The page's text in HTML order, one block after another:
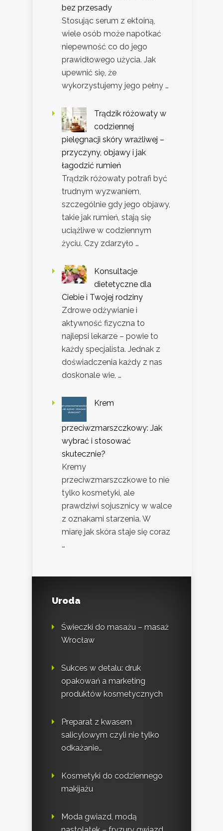
bez przesady
Stosując serum z ektoiną,
wiele osób może napotkać
niepewność co do jego
prawidłowego użycia. Jak
upewnić się, że
wykorzystujemy jego pełny …
Trądzik różowaty w
codziennej
pielęgnacji skóry wrażliwej –
przyczyny, objawy i jak
łagodzić rumień
Trądzik różowaty potrafi być
trudnym wyzwaniem,
szczególnie gdy jego objawy,
takie jak rumień, stają się
uciążliwe w codziennym
życiu. Czy zdarzyło …
Konsultacje
dietetyczne dla
Ciebie i Twojej rodziny
Zdrowe odżywianie i
aktywność fizyczna to
najlepsi lekarze – powie to
każdy specjalista. Jednak z
doświadczenia każdy z nas
doskonale wie, …
Krem
przeciwzmarszczkowy: Jak
wybrać i stosować
skutecznie?
Kremy
przeciwzmarszczkowe to nie
tylko kosmetyki, ale
prawdziwi sojusznicy w walce
z oznakami starzenia. W
miarę jak skóra staje się coraz
…
Uroda
Świeczki do masażu – masaż
Wrocław
Sukces w detalu: druk
opakowań a marketing
produktów kosmetycznych
Preparat z kwasem
salicylowym czyli nie tylko
odkażanie…
Kosmetyki do codziennego
makijażu
Moda gwiazd, modą